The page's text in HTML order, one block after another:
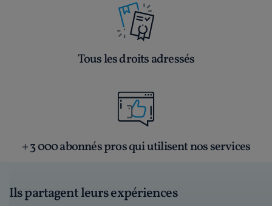
Tous les droits adressés
+ 3 000 abonnés pros qui utilisent nos services
Ils partagent leurs expériences